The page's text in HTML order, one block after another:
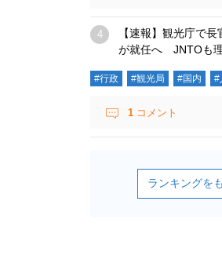
【速報】観光庁で
が就任へ JNTOも
#行政 #観光局 #国内 #
1 コメント